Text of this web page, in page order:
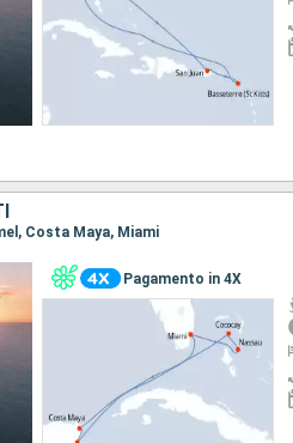
Costa Maya, Miami
Pagamento in 4X